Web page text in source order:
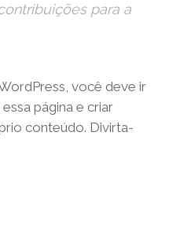
para a
você deve ir
página e criar
conteúdo. Divirta-